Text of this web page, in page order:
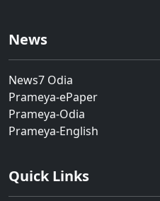
News
News7 Odia
Prameya-ePaper
Prameya-Odia
Prameya-English
Quick Links